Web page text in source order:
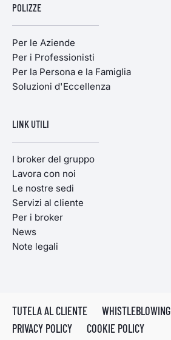
POLIZZE
Per le Aziende
Per i Professionisti
Per la Persona e la Famiglia
Soluzioni d'Eccellenza
LINK UTILI
I broker del gruppo
Lavora con noi
Le nostre sedi
Servizi al cliente
Per i broker
News
Note legali
TUTELA AL CLIENTE
WHISTLEBLOWING
PRIVACY POLICY
COOKIE POLICY